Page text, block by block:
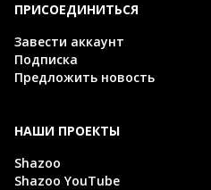
ПРИСОЕДИНИТЬСЯ
Завести аккаунт
Подписка
Предложить новость
НАШИ ПРОЕКТЫ
Shazoo
Shazoo YouTube